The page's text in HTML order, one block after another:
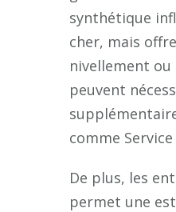
synthétique
cher, mais
nivellement
peuvent
comme
De plus, les
permet une